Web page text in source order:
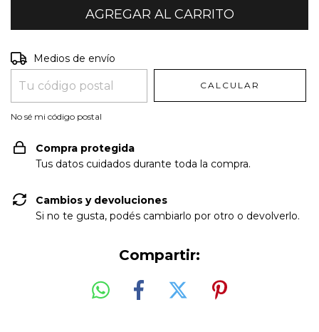
Entregas para el CP:
Medios de envío
CALCULAR
No sé mi código postal
Compra protegida
Tus datos cuidados durante toda la compra.
Cambios y devoluciones
Si no te gusta, podés cambiarlo por otro o devolverlo.
Compartir: